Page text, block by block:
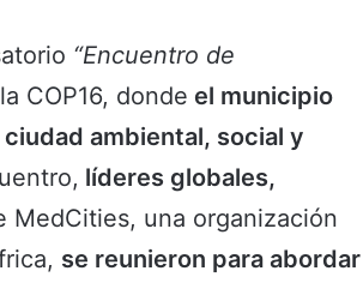
“Encuentro de
COP16, donde el municipio
ambiental, social y
líderes globales,
MedCities, una organización
se reunieron para abordar